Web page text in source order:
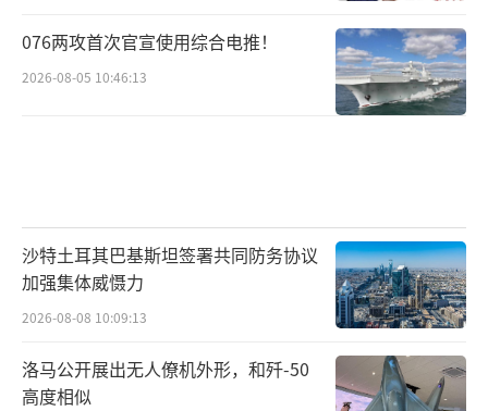
076两攻首次官宣使用综合电推！
2026-08-05 10:46:13
沙特土耳其巴基斯坦签署共同防务协议
加强集体威慑力
2026-08-08 10:09:13
洛马公开展出无人僚机外形，和歼-50
高度相似